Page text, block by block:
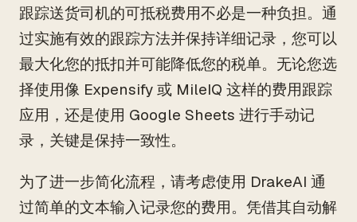
跟踪送货司机的可抵税费用不必是一种负担。通
过实施有效的跟踪方法并保持详细记录，您可以
最大化您的抵扣并可能降低您的税单。无论您选
择使用像 Expensify 或 MileIQ 这样的费用跟踪
应用，还是使用 Google Sheets 进行手动记
录，关键是保持一致性。
为了进一步简化流程，请考虑使用 DrakeAI 通
过简单的文本输入记录您的费用。凭借其自动解